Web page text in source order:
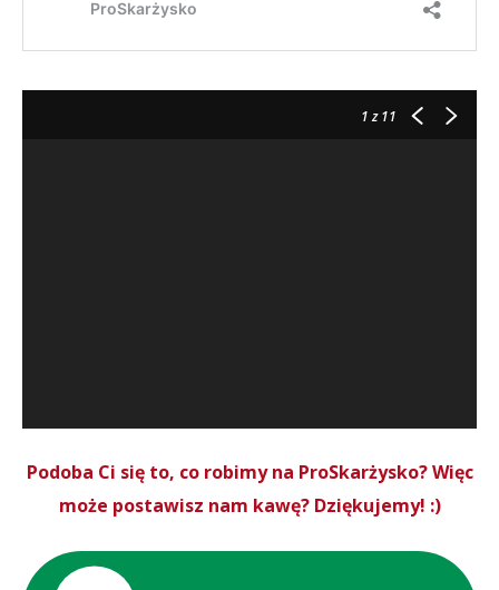
1z 11
Podoba Ci się to, co robimy na ProSkarżysko? Więc
może postawisz nam kawę? Dziękujemy! :)